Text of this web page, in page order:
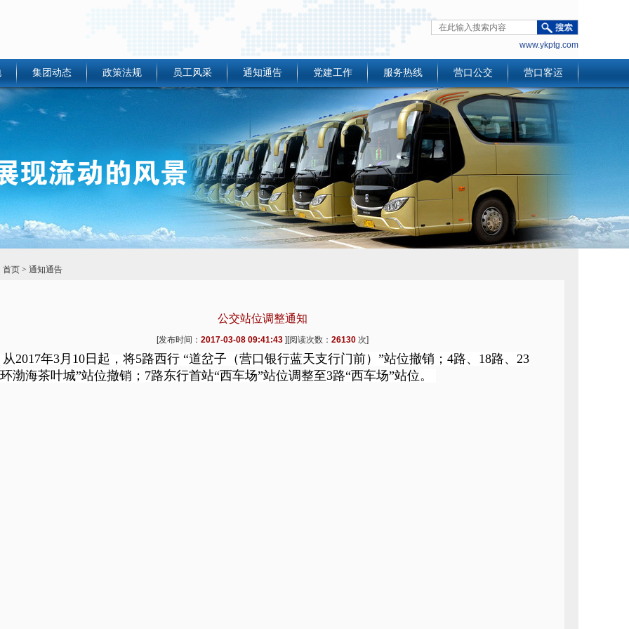
www.ykptg.com
集团动态 政策法规 员工风采 通知通告 党建工作 服务热线 营口公交 营口客运
首页 > 通知通告
公交站位调整通知
[发布时间： 2017-03-08 09:41:43 ][阅读次数： 26130 次]
2017年3月 10 日起， 将5路西行 “道岔子（营口银行蓝天支行门前）”站位撤销； 4路、 18路、 23
渤海茶叶城”站位撤销； 7路东行首站“西车场”站位调整至3路“西车场”站位。